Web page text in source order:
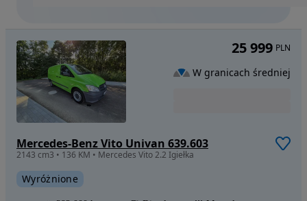
Mercedes-Benz Vito Univan 639.603
2143 cm3 • 136 KM • Mercedes Vito 2.2 Igiełka
Wyróżnione
25 999 PLN
W granicach średniej